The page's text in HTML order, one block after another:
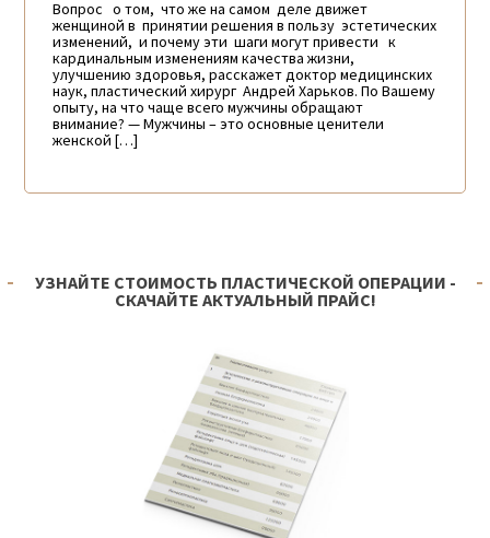
Вопрос о том, что же на самом деле движет
женщиной в принятии решения в пользу эстетических
изменений, и почему эти шаги могут привести к
кардинальным изменениям качества жизни,
улучшению здоровья, расскажет доктор медицинских
наук, пластический хирург Андрей Харьков. По Вашему
опыту, на что чаще всего мужчины обращают
внимание? — Мужчины – это основные ценители
женской […]
УЗНАЙТЕ СТОИМОСТЬ ПЛАСТИЧЕСКОЙ ОПЕРАЦИИ -
СКАЧАЙТЕ АКТУАЛЬНЫЙ ПРАЙС!